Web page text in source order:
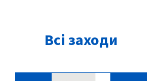
Всі заходи